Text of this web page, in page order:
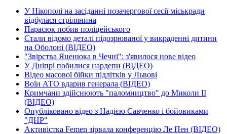
У Нікополі на засіданні позачергової сесії міськради
відбулася стрілянина
Парасюк побив поліцейського
Стали відомо деталі підозрюваної у викраденні дитини
на Оболоні (ВІДЕО)
"Звірства Яценюка в Чечні": з'явилося нове відео
У Дніпрі побилися нардепи (ВІДЕО)
Відео масової бійки підлітків у Львові
Воїн АТО вдарив генерала (ВІДЕО)
Кримчани здійснюють "паломництво" до Миколи ІІ
(ВІДЕО)
Опубліковано відео з Надією Савченко і бойовиками
"ДНР"
Активістка Femen зірвала конференцію Ле Пен (ВІДЕО)